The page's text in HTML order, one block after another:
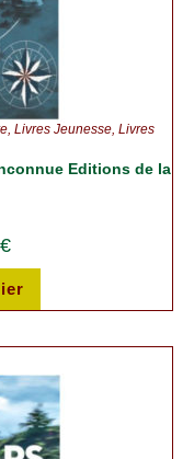
, Livres Jeunesse, Livres
Editions de la
€